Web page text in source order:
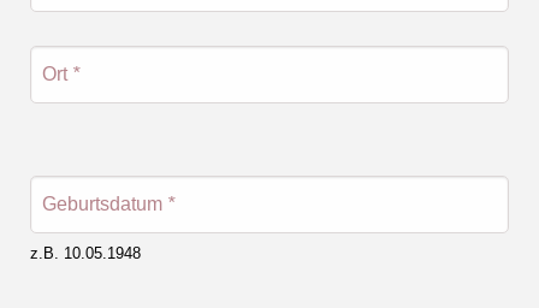
Ort *
Geburtsdatum *
z.B. 10.05.1948